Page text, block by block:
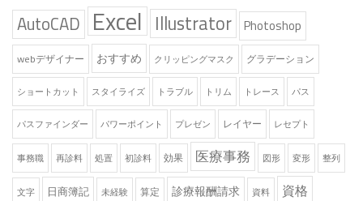
AutoCAD Excel Illustrator Photoshop
webデザイナー おすすめ クリッピングマスク グラデーション
ショートカット スタイライズ トラブル トリム トレース パス
パスファインダー パワーポイント プレゼン レイヤー レセプト
事務職 再診料 処置 初診料 効果 医療事務 図形 変形 整列
文字 日商簿記 未経験 算定 診療報酬請求 資料 資格